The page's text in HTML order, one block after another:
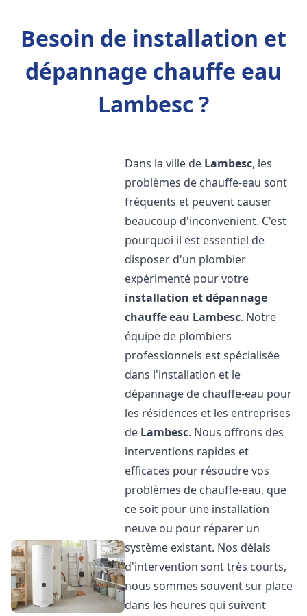
Besoin de installation et
dépannage chauffe eau
Lambesc ?
Dans la ville de Lambesc, les
problèmes de chauffe-eau sont
fréquents et peuvent causer
beaucoup d'inconvenient. C'est
pourquoi il est essentiel de
disposer d'un plombier
expérimenté pour votre
installation et dépannage
chauffe eau Lambesc. Notre
équipe de plombiers
professionnels est spécialisée
dans l'installation et le
dépannage de chauffe-eau pour
les résidences et les entreprises
de Lambesc. Nous offrons des
interventions rapides et
efficaces pour résoudre vos
problèmes de chauffe-eau, que
ce soit pour une installation
neuve ou pour réparer un
système existant. Nos délais
d'intervention sont très courts,
nous sommes souvent sur place
dans les heures qui suivent